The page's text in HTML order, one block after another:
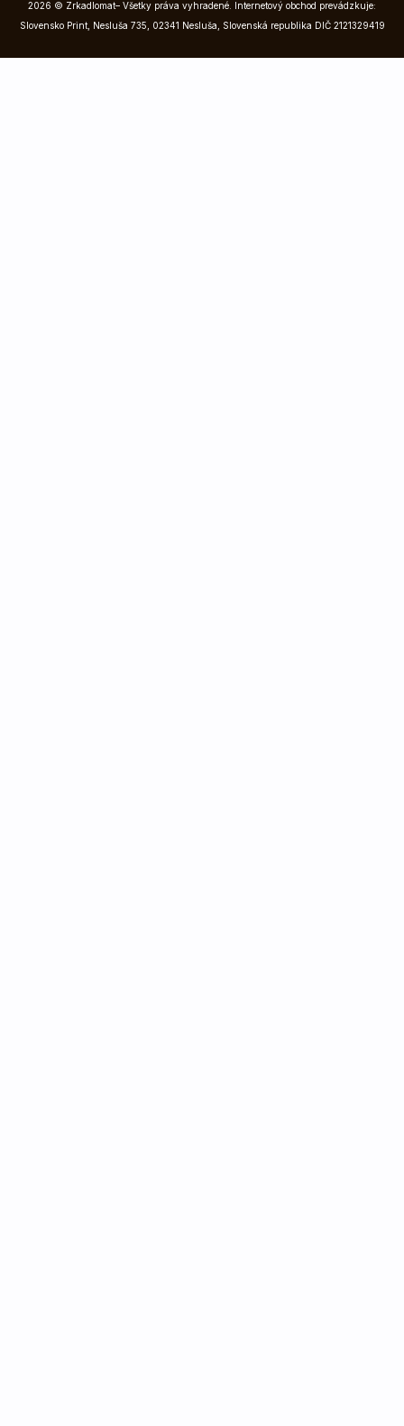
2026 © Zrkadlomat– Všetky práva vyhradené. Internetový obchod prevádzkuje:
Slovensko Print, Nesluša 735, 02341 Nesluša, Slovenská republika DIČ 2121329419